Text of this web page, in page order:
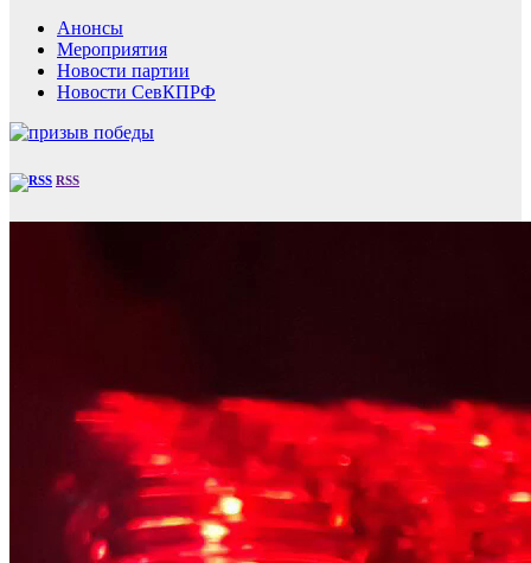
Анонсы
Мероприятия
Новости партии
Новости СевКПРФ
RSS